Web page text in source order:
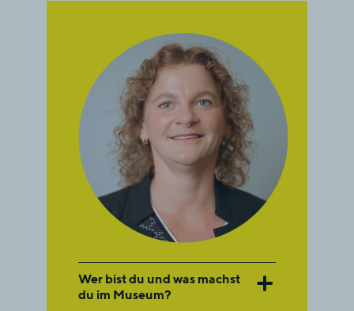
Wer bist du und was machst
du im Museum?